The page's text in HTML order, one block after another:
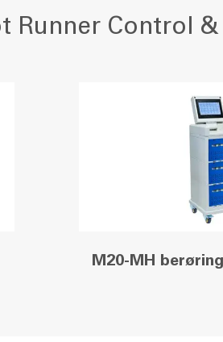
Runner Control
M20-MH